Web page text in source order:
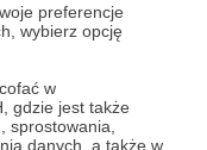
preferencje
wybierz opcję
w
gdzie jest także
sprostowania,
danych, a także w